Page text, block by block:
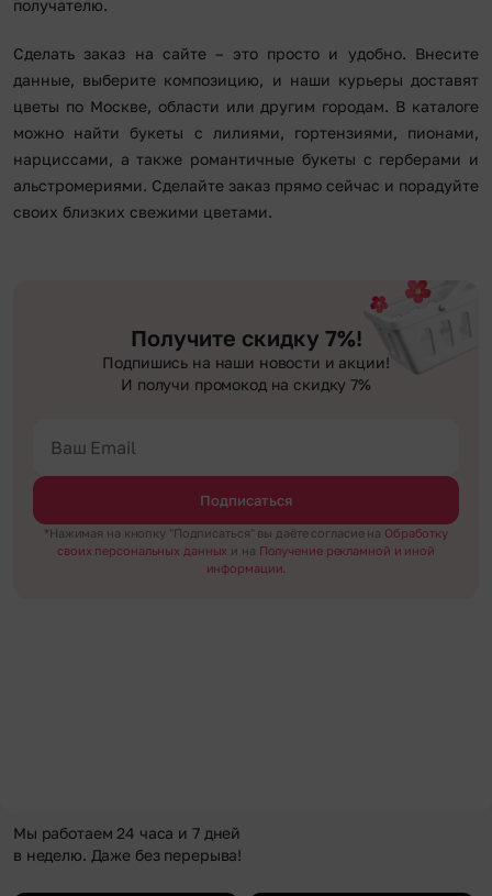
получателю.
Сделать заказ на сайте – это просто и удобно. Внесите
данные, выберите композицию, и наши курьеры доставят
цветы по Москве, области или другим городам. В каталоге
можно найти букеты с лилиями, гортензиями, пионами,
нарциссами, а также романтичные букеты с герберами и
альстромериями. Сделайте заказ прямо сейчас и порадуйте
своих близких свежими цветами.
Получите скидку 7%!
Подпишись на наши новости и акции!
И получи промокод на скидку 7%
Подписаться
*Нажимая на кнопку "Подписаться" вы даёте согласие на Обработку
своих персональных данных и на Получение рекламной и иной
информации.
Мы работаем 24 часа и 7 дней
в неделю. Даже без перерыва!